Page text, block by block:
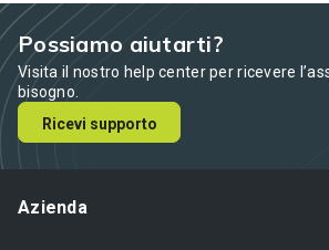
Possiamo aiutarti?
Visita il nostro help center per ricevere
bisogno.
Ricevi supporto
Azienda